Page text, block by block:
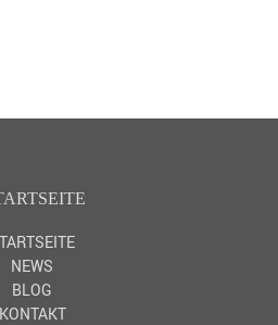
NEWS
BLOG
KONTAKT